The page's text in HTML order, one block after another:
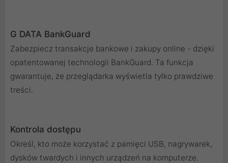
G DATA BankGuard
Zabezpiecz transakcje bankowe i zakupy online - dzięki
opatentowanej technologii BankGuard. Ta funkcja
gwarantuje, że przeglądarka wyświetla tylko prawdziwe
treści.
Kontrola dostępu
Określ, kto może korzystać z pamięci USB, nagrywarek,
dysków twardych i innych urządzeń na komputerze.